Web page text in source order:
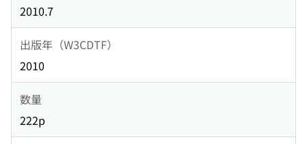
2010.7
出版年（W3CDTF）
2010
数量
222p